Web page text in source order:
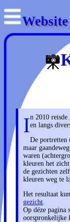
In 2010 reisde ik een maand door Gambia, Senegalen langs
De portretten
maar
waren
kleuren het
de gezichten
kleuren weg te
Het resultaat
gezicht
Op déze pagina
oorspronkelijke